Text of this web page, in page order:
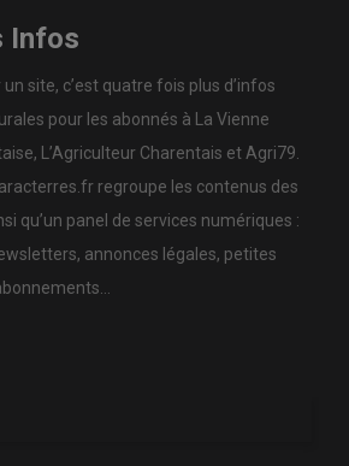
Infos
site, c’est quatre fois plus d’infos
pour les abonnés à La Vienne
L’Agriculteur Charentais et Agri79.
regroupe les contenus des
qu’un panel de services numériques :
annonces légales, petites